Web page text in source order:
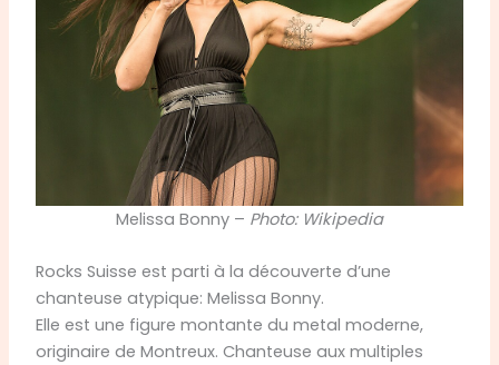
Melissa Bonny – Photo: Wikipedia
Rocks Suisse est parti à la découverte d’une
chanteuse atypique: Melissa Bonny.
Elle est une figure montante du metal moderne,
originaire de Montreux. Chanteuse aux multiples